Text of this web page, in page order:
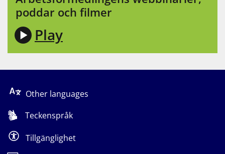
poddar och filmer
Play
Other languages
Teckenspråk
Tillgänglighet